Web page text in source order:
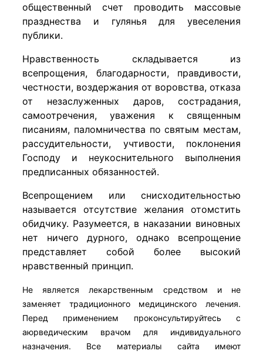
общественный счет проводить массовые
празднества и гулянья для увеселения
публики.
Нравственность складывается из
всепрощения, благодарности, правдивости,
честности, воздержания от воровства, отказа
от незаслуженных даров, сострадания,
самоотречения, уважения к священным
писаниям, паломничества по святым местам,
рассудительности, учтивости, поклонения
Господу и неукоснительного выполнения
предписанных обязанностей.
Всепрощением или снисходительностью
называется отсутствие желания отомстить
обидчику. Разумеется, в наказании виновных
нет ничего дурного, однако всепрощение
представляет собой более высокий
нравственный принцип.
Не является лекарственным средством и не
заменяет традиционного медицинского лечения.
Перед применением проконсультируйтесь с
аюрведическим врачом для индивидуального
назначения. Все материалы сайта имеют